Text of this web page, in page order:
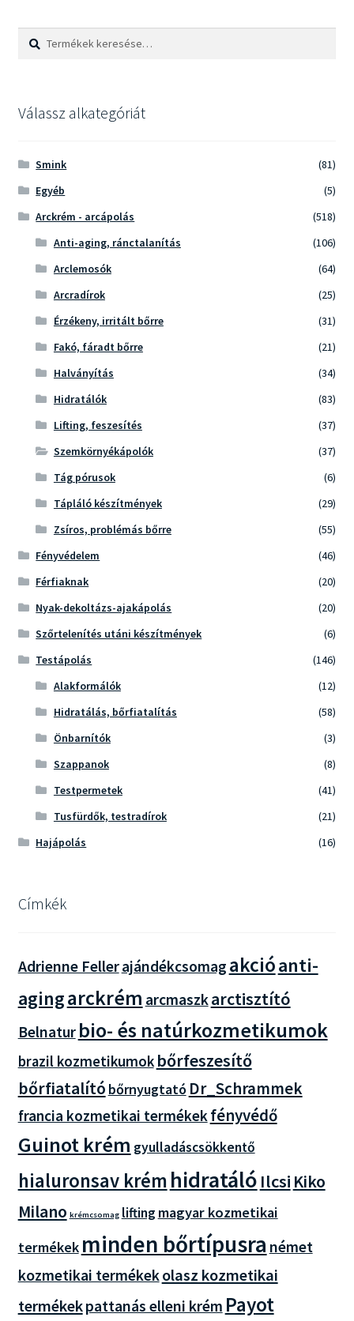
Keresés
Keresés
Válassz alkategóriát
Smink
(81)
Egyéb
(5)
Arckrém - arcápolás
(518)
Anti-aging, ránctalanítás
(106)
Arclemosók
(64)
Arcradírok
(25)
Érzékeny, irritált bőrre
(31)
Fakó, fáradt bőrre
(21)
Halványítás
(34)
Hidratálók
(83)
Lifting, feszesítés
(37)
Szemkörnyékápolók
(37)
Tág pórusok
(6)
Tápláló készítmények
(29)
Zsíros, problémás bőrre
(55)
Fényvédelem
(46)
Férfiaknak
(20)
Nyak-dekoltázs-ajakápolás
(20)
Szőrtelenítés utáni készítmények
(6)
Testápolás
(146)
Alakformálók
(12)
Hidratálás, bőrfiatalítás
(58)
Önbarnítók
(3)
Szappanok
(8)
Testpermetek
(41)
Tusfürdők, testradírok
(21)
Hajápolás
(16)
Címkék
Adrienne Fellerajándékcsomag akcióanti-
agingarckrém arcmaszkarctisztító
Belnatur bio- és natúrkozmetikumok
brazil kozmetikumok bőrfeszesítő
bőrfiatalító bőrnyugtató Dr_Schrammek
francia kozmetikai termékek fényvédő
Guinot krém gyulladáscsökkentő
hialuronsav krémhidratáló Ilcsi Kiko
Milano krémcsomag lifting magyar kozmetikai
termékek minden bőrtípusra német
kozmetikai termékekolasz kozmetikai
termékekpattanás elleni krém Payot